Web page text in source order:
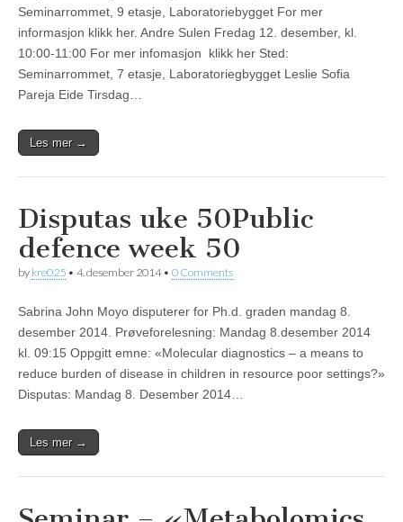
Seminarrommet, 9 etasje, Laboratoriebygget For mer
informasjon klikk her. Andre Sulen Fredag 12. desember, kl.
10:00-11:00 For mer infomasjon klikk her Sted:
Seminarrommet, 7 etasje, Laboratoriegbygget Leslie Sofia
Pareja Eide Tirsdag…
Les mer →
Disputas uke 50Public
defence week 50
by kre025 • 4. desember 2014• 0 Comments
Sabrina John Moyo disputerer for Ph.d. graden mandag 8.
desember 2014. Prøveforelesning: Mandag 8.desember 2014
kl. 09:15 Oppgitt emne: «Molecular diagnostics – a means to
reduce burden of disease in children in resource poor settings?»
Disputas: Mandag 8. Desember 2014…
Les mer →